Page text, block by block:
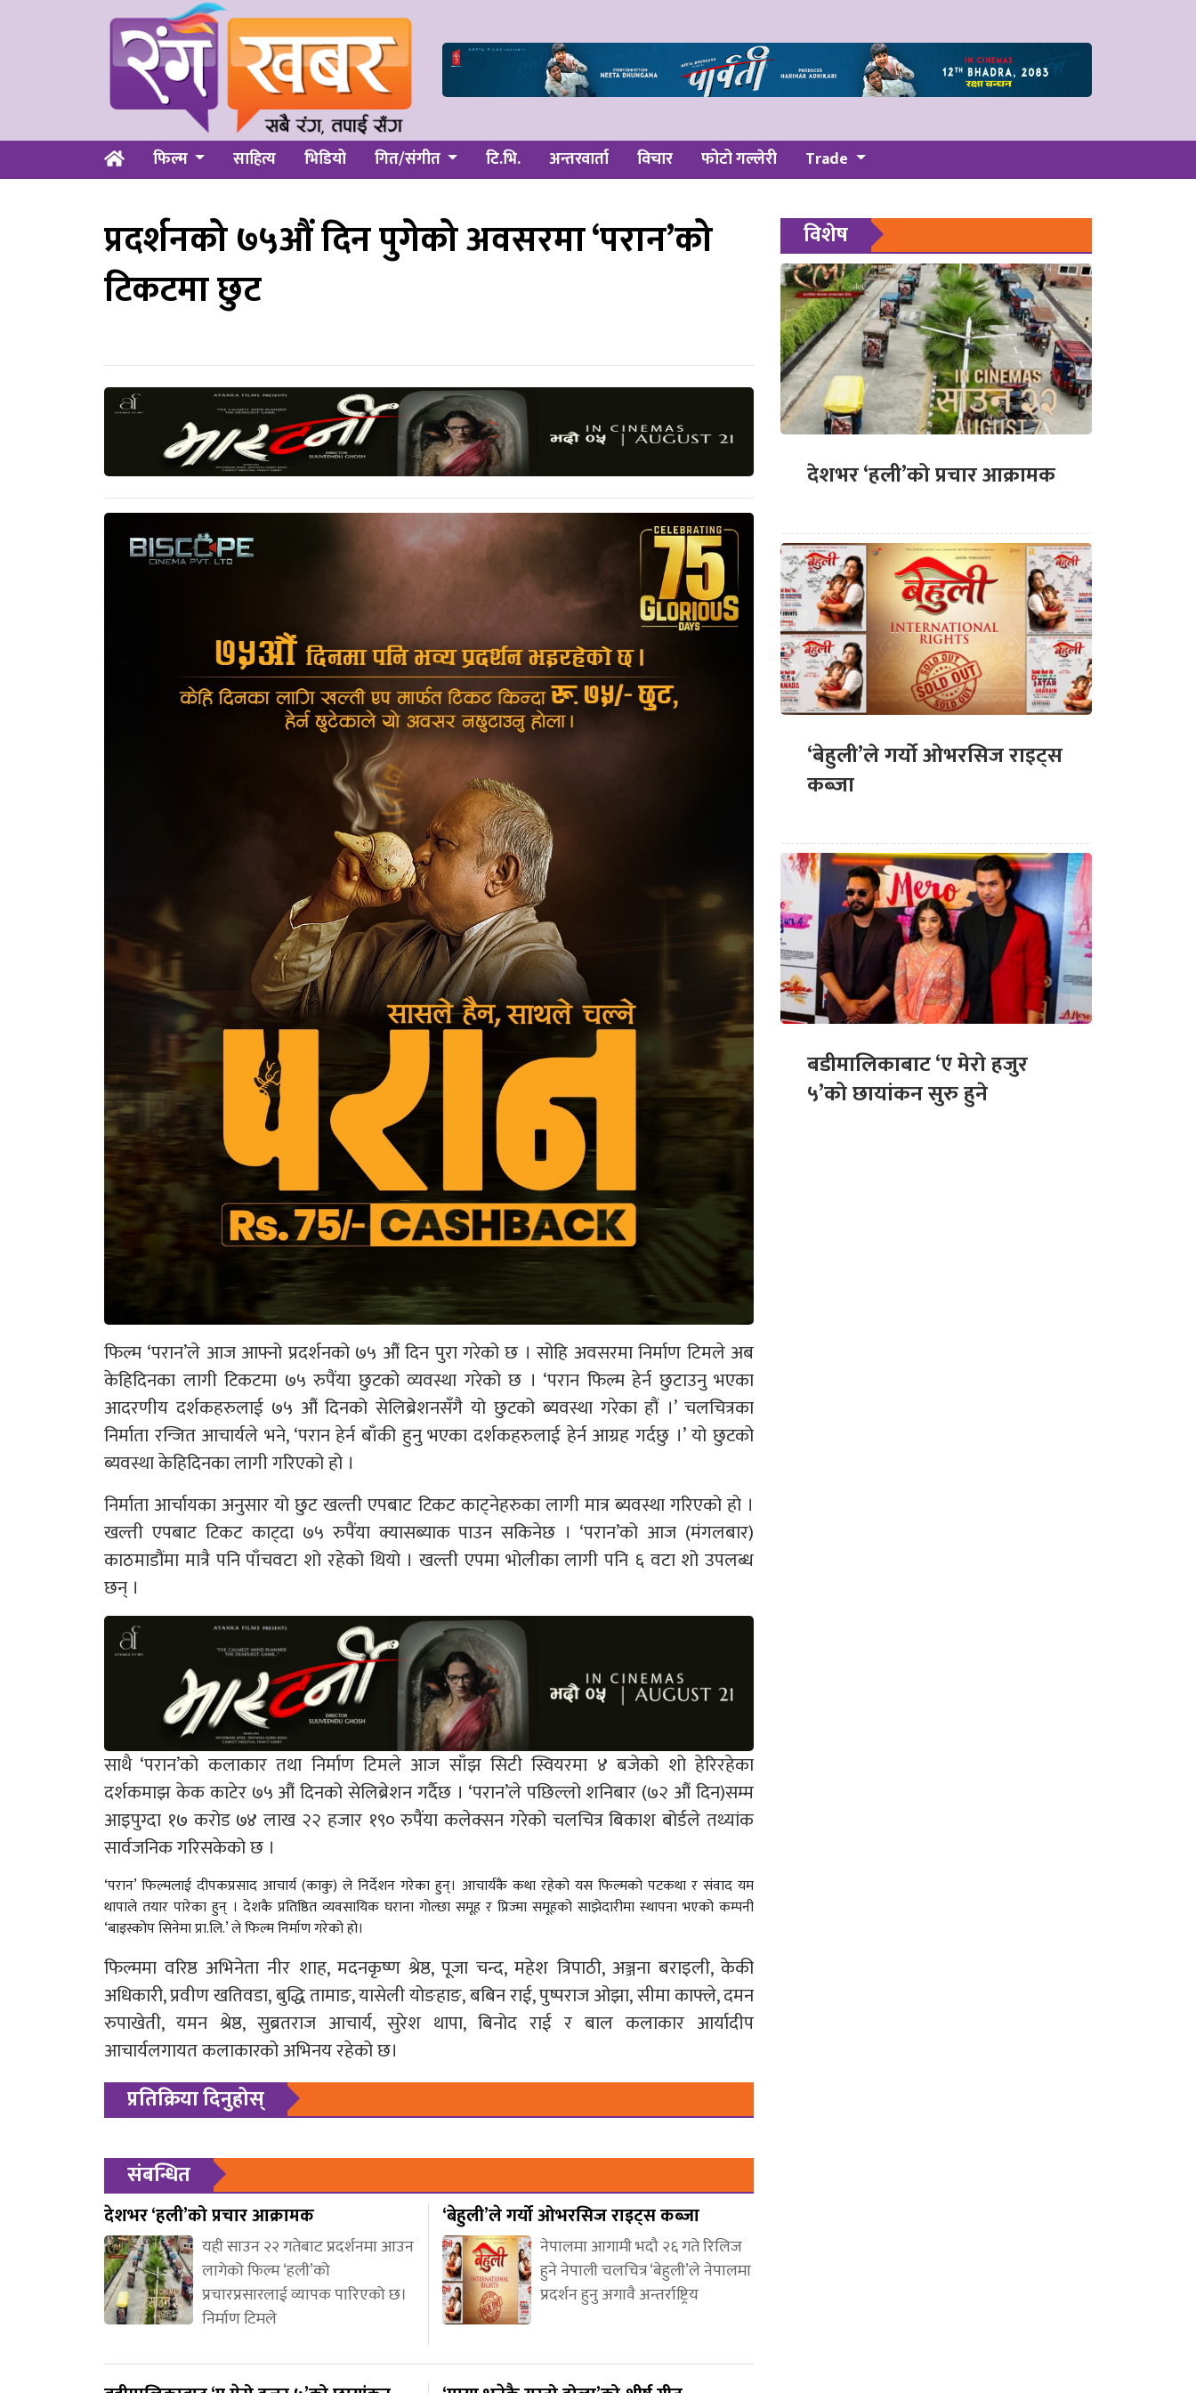
फिल्म साहित्य भिडियो गित/संगीत टि.भि. अन्तरवार्ता विचार फोटो गल्लेरी Trade
प्रदर्शनको ७५औं दिन पुगेको अवसरमा ‘परान’को
टिकटमा छुट
फिल्म ‘परान’ले आज आफ्नो प्रदर्शनको ७५ औं दिन पुरा गरेको छ । सोहि अवसरमा निर्माण टिमले अब
केहिदिनका लागी टिकटमा ७५ रुपैंया छुटको व्यवस्था गरेको छ । ‘परान फिल्म हेर्न छुटाउनु भएका
आदरणीय दर्शकहरुलाई ७५ औं दिनको सेलिब्रेशनसँगै यो छुटको ब्यवस्था गरेका हौं ।’ चलचित्रका
निर्माता रन्जित आचार्यले भने, ‘परान हेर्न बाँकी हुनु भएका दर्शकहरुलाई हेर्न आग्रह गर्दछु ।’ यो छुटको
ब्यवस्था केहिदिनका लागी गरिएको हो ।
निर्माता आर्चायका अनुसार यो छुट खल्ती एपबाट टिकट काट्नेहरुका लागी मात्र ब्यवस्था गरिएको हो ।
खल्ती एपबाट टिकट काट्दा ७५ रुपैंया क्यासब्याक पाउन सकिनेछ । ‘परान’को आज (मंगलबार)
काठमाडौंमा मात्रै पनि पाँचवटा शो रहेको थियो । खल्ती एपमा भोलीका लागी पनि ६ वटा शो उपलब्ध
छन् ।
साथै ‘परान’को कलाकार तथा निर्माण टिमले आज साँझ सिटी स्वियरमा ४ बजेको शो हेरिरहेका
दर्शकमाझ केक काटेर ७५ औं दिनको सेलिब्रेशन गर्दैछ । ‘परान’ले पछिल्लो शनिबार (७२ औं दिन)सम्म
आइपुग्दा १७ करोड ७४ लाख २२ हजार १९० रुपैंया कलेक्सन गरेको चलचित्र बिकाश बोर्डले तथ्यांक
सार्वजनिक गरिसकेको छ ।
‘परान’ फिल्मलाई दीपकप्रसाद आचार्य (काकु) ले निर्देशन गरेका हुन्। आचार्यकै कथा रहेको यस फिल्मको पटकथा र संवाद यम
थापाले तयार पारेका हुन् । देशकै प्रतिष्ठित व्यवसायिक घराना गोल्छा समूह र प्रिज्मा समूहको साझेदारीमा स्थापना भएको कम्पनी
‘बाइस्कोप सिनेमा प्रा.लि.’ ले फिल्म निर्माण गरेको हो।
फिल्ममा वरिष्ठ अभिनेता नीर शाह, मदनकृष्ण श्रेष्ठ, पूजा चन्द, महेश त्रिपाठी, अञ्जना बराइली, केकी
अधिकारी, प्रवीण खतिवडा, बुद्धि तामाङ, यासेली योङहाङ, बबिन राई, पुष्पराज ओझा, सीमा काफ्ले, दमन
रुपाखेती, यमन श्रेष्ठ, सुब्रतराज आचार्य, सुरेश थापा, बिनोद राई र बाल कलाकार आर्यादीप
आचार्यलगायत कलाकारको अभिनय रहेको छ।
प्रतिक्रिया दिनुहोस्
संबन्धित
देशभर ‘हली’को प्रचार आक्रामक
यही साउन २२ गतेबाट प्रदर्शनमा आउन
लागेको फिल्म ‘हली’को
प्रचारप्रसारलाई व्यापक पारिएको छ।
निर्माण टिमले
‘बेहुली’ले गर्यो ओभरसिज राइट्स कब्जा
नेपालमा आगामी भदौ २६ गते रिलिज
हुने नेपाली चलचित्र ‘बेहुली’ले नेपालमा
प्रदर्शन हुनु अगावै अन्तर्राष्ट्रिय
विशेष
देशभर ‘हली’को प्रचार आक्रामक
‘बेहुली’ले गर्यो ओभरसिज राइट्स
कब्जा
बडीमालिकाबाट ‘ए मेरो हजुर
५’को छायांकन सुरु हुने